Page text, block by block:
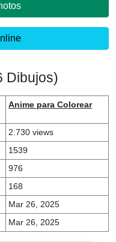
36 photos
Dibujos)
Anime para Colorear
2.730 views
1539
976
168
Mar 26, 2025
Mar 26, 2025